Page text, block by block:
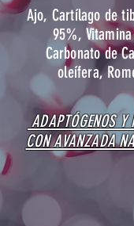
Ajo, Cartílago de
95%,
Carbonato de
oleífera,
ADAPTÓGENOS Y
CON AVANZADA